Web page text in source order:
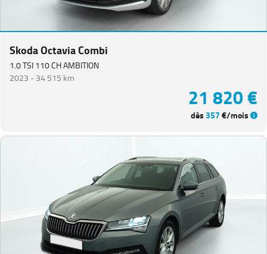
Skoda Octavia Combi
1.0 TSI 110 CH AMBITION
2023 -34 515 km
21 820 €
dès357€/mois